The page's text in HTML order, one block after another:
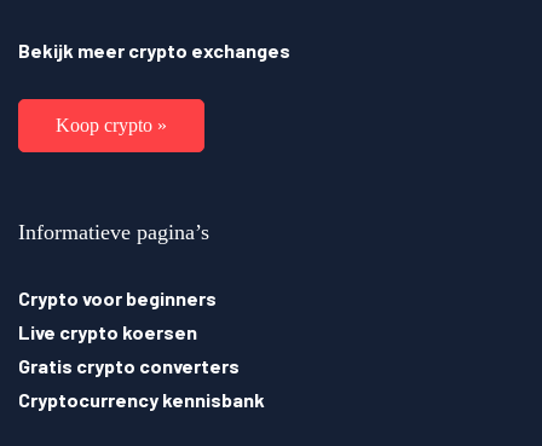
Bekijk meer crypto exchanges
Koop crypto »
Informatieve pagina’s
Crypto voor beginners
Live crypto koersen
Gratis crypto converters
Cryptocurrency kennisbank